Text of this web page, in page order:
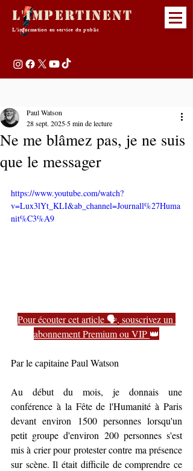
L'Impertinent
L'information au service du public
Ne me blâmez pas, je ne suis
que le messager
Paul Watson
28 sept. 2025 5 min de lecture
https://www.youtube.com/watch?
v=Lux3lYt_KLI&ab_channel=Journall%27Huma
nit%C3%A9
Pour écouter cet article 🗣️, souscrivez un
abonnement Premium ou VIP 👑
Par le capitaine Paul Watson
Au début du mois, je donnais une
conférence à la Fête de l'Humanité à Paris
devant environ 1500 personnes lorsqu'un
petit groupe d'environ 200 personnes s'est
mis à crier pour protester contre ma présence
sur scène. Il était difficile de comprendre ce